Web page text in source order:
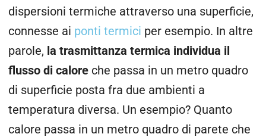
dispersioni termiche attraverso una superficie,
connesse ai ponti termici per esempio. In altre
parole, la trasmittanza termica individua il
flusso di calore che passa in un metro quadro
di superficie posta fra due ambienti a
temperatura diversa. Un esempio? Quanto
calore passa in un metro quadro di parete che